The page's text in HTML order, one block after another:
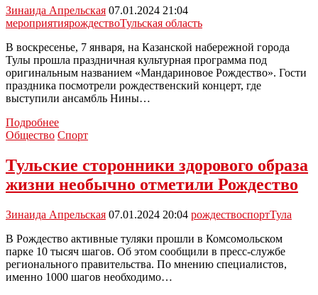
ходить
до
1:30
Зинаида Апрельская 07.01.2024 21:04
мероприятиярождествоТульская область
В воскресенье, 7 января, на Казанской набережной города
Тулы прошла праздничная культурная программа под
оригинальным названием «Мандариновое Рождество». Гости
праздника посмотрели рождественский концерт, где
выступили ансамбль Нины…
ПодробнееВ
Туле
Рождество»
Общество Спорт
Тульские сторонники здорового образа
жизни необычно отметили Рождество
Зинаида Апрельская 07.01.2024 20:04 рождествоспортТула
В Рождество активные туляки прошли в Комсомольском
парке 10 тысяч шагов. Об этом сообщили в пресс-службе
регионального правительства. По мнению специалистов,
именно 1000 шагов необходимо…